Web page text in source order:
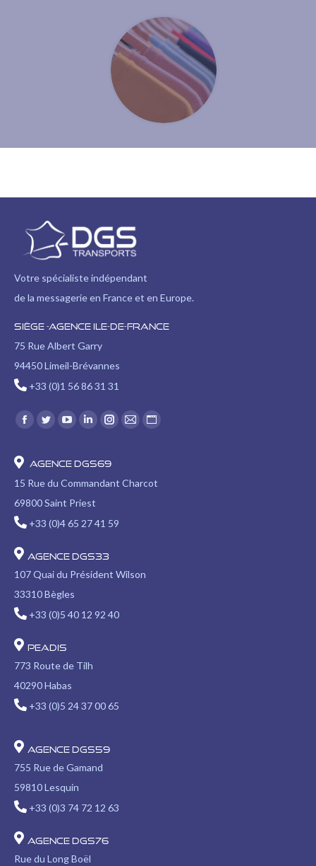
Votre spécialiste indépendant
de la messagerie en France et en Europe.
Siège -Agence Ile-de-France
75 Rue Albert Garry
94450 Limeil-Brévannes
+33 (0)1 56 86 31 31
Trouvez nous sur :
Facebook
opens
in
new
window
Twitter
opens
in
new
window
YouTube
opens
in
new
window
LinkedIn
opens
in
new
window
Instagram
opens
in
window
E-
opens
Site
opens
Agence DGS69
15 Rue du Commandant Charcot
69800 Saint Priest
+33 (0)4 65 27 41 59
Agence DGS33
107 Quai du Président Wilson
33310 Bègles
+33 (0)5 40 12 92 40
PEADIS
773 Route de Tilh
40290 Habas
+33 (0)5 24 37 00 65
Agence DGS59
755 Rue de Gamand
59810 Lesquin
+33 (0)3 74 72 12 63
Agence DGS76
Rue du Long Boël